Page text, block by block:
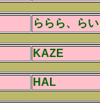
ららら、らい
KAZE
HAL